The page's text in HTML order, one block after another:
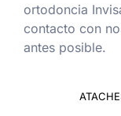
ortodoncia
contacto con
antes posible.